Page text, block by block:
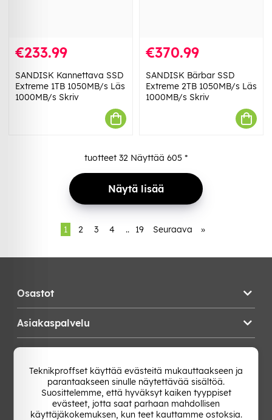
€233.99
SANDISK Kannettava SSD
Extreme 1TB 1050MB/s Läs
1000MB/s Skriv
€370.99
SANDISK Bärbar SSD
Extreme 2TB 1050MB/s Läs
1000MB/s Skriv
tuotteet 32 Näyttää 605 *
Näytä lisää
1 2 3 4 .. 19 Seuraava »
Osastot
Asiakaspalvelu
Vaihda Maa
Teknikproffset käyttää evästeitä mukauttaakseen ja
parantaakseen sinulle näytettävää sisältöä.
Suosittelemme, että hyväksyt kaiken tyyppiset
evästeet, jotta saat parhaan mahdollisen
käyttäjäkokemuksen, kun teet kauttamme ostoksia.